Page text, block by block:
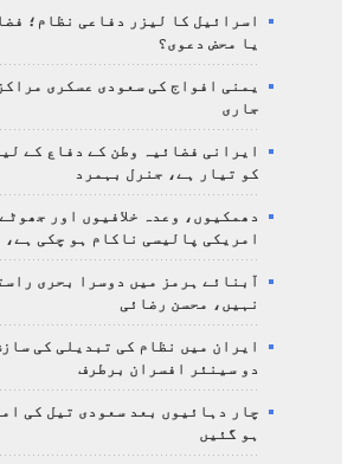
اسرائیل کا لیزر دفاعی نظام؛
یا محض دعوی؟
یمنی افواج کی سعودی عسکری
جاری
ایرانی فضائیہ وطن کے دفاع کے
کو تیار ہے، جنرل بہمرد
دھمکیوں، وعدہ خلافیوں اور
امریکی پالیسی ناکام ہو چکی
آبنائے ہرمز میں دوسرا بحری
نہیں، محسن رضائی
ایران میں نظام کی تبدیلی کی
دو سینئر افسران برطرف
چار دہائیوں بعد سعودی تیل کی
ہو گئیں